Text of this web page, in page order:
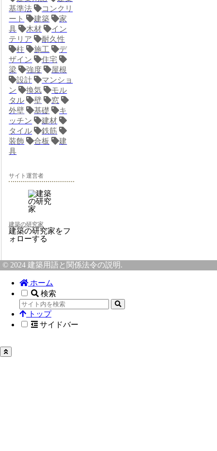
基準法
コンクリ
ート
建築
家
具
木材
イン
テリア
耐久性
柱
施工
デ
ザイン
住宅
梁
強度
屋根
設計
マンショ
ン
換気
モル
タル
壁
窓
外壁
基礎
キ
ッチン
建材
タイル
鉄筋
装飾
合板
建
具
サイト運営者
建築の研究家
建築の研究家をフ
ォローする
© 2024 建築用語と関係法令の説明.
ホーム
検索
トップ
サイドバー